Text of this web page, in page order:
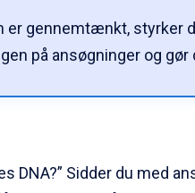
er gennemtænkt, styrker
på ansøgninger og
DNA?” Sidder du med